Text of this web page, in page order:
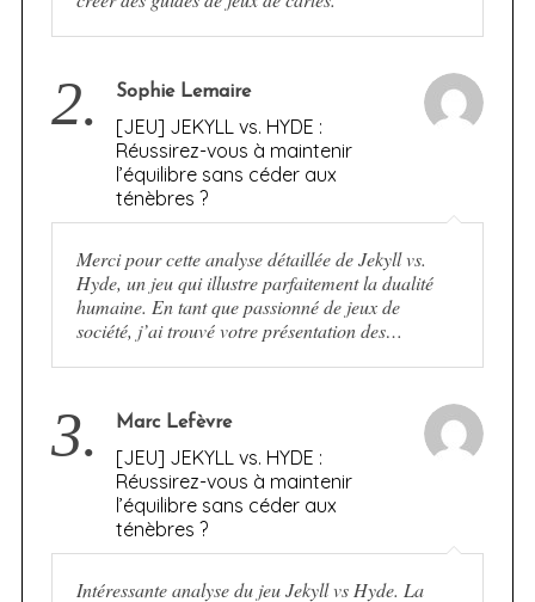
2. Sophie Lemaire
[JEU] JEKYLL vs. HYDE :
Réussirez-vous à maintenir
l’équilibre sans céder aux
ténèbres ?
Merci pour cette analyse détaillée de Jekyll vs.
Hyde, un jeu qui illustre parfaitement la dualité
humaine. En tant que passionné de jeux de
société, j’ai trouvé votre présentation des…
3. Marc Lefèvre
[JEU] JEKYLL vs. HYDE :
Réussirez-vous à maintenir
l’équilibre sans céder aux
ténèbres ?
Intéressante analyse du jeu Jekyll vs Hyde. La